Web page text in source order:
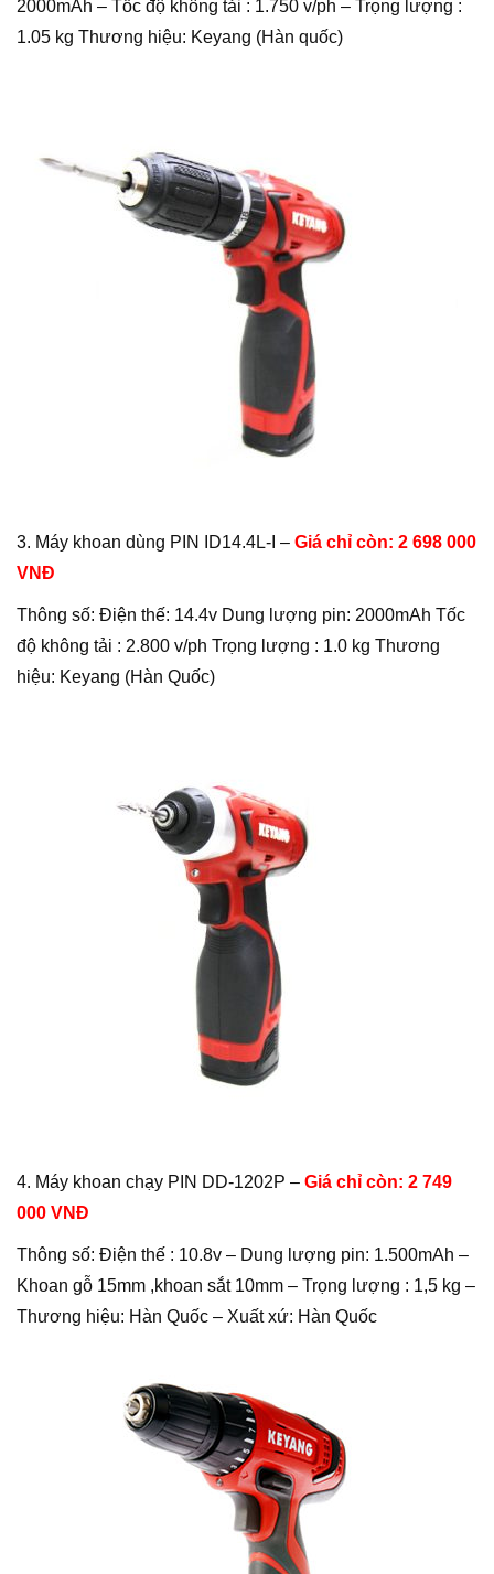
2000mAh – Tốc độ không tải : 1.750 v/ph – Trọng lượng :
1.05 kg Thương hiệu: Keyang (Hàn quốc)
3. Máy khoan dùng PIN ID14.4L-I – Giá chỉ còn: 2 698 000
VNĐ
Thông số: Điện thế: 14.4v Dung lượng pin: 2000mAh Tốc
độ không tải : 2.800 v/ph Trọng lượng : 1.0 kg Thương
hiệu: Keyang (Hàn Quốc)
4. Máy khoan chạy PIN DD-1202P – Giá chỉ còn: 2 749
000 VNĐ
Thông số: Điện thế : 10.8v – Dung lượng pin: 1.500mAh –
Khoan gỗ 15mm ,khoan sắt 10mm – Trọng lượng : 1,5 kg –
Thương hiệu: Hàn Quốc – Xuất xứ: Hàn Quốc